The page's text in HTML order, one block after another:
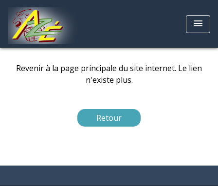
menu
Revenir à la page principale du site internet. Le lien
n'existe plus.
Retour